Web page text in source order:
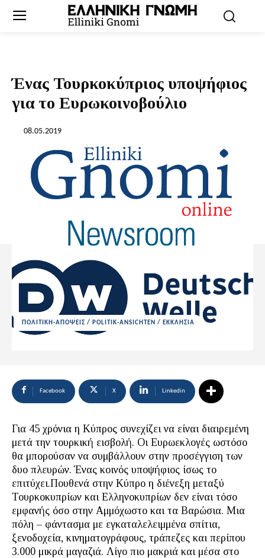
Ένας Τουρκοκύπριος υποψήφιος
για το Ευρωκοινοβούλιο
08.05.2019
ΠΟΛΙΤΙΚΗ-ΑΠΟΨΕΙΣ / POLITIK-ANSICHTEN / ΕΚΚΛΗΣΙΑ
Facebook X Linkedin
Για 45 χρόνια η Κύπρος συνεχίζει να είναι διαιρεμένη
μετά την τουρκική εισβολή. Οι Ευρωεκλογές ωστόσο
θα μπορούσαν να συμβάλλουν στην προσέγγιση των
δυο πλευρών. Ένας κοινός υποψήφιος ίσως το
επιτύχει.Πουθενά στην Κύπρο η διένεξη μεταξύ
Τουρκοκυπρίων και Eλληνοκυπρίων δεν είναι τόσο
εμφανής όσο στην Αμμόχωστο και τα Βαρώσια. Μια
πόλη – φάντασμα με εγκαταλελειμμένα σπίτια,
ξενοδοχεία, κινηματογράφους, τράπεζες και περίπου
3.000 μικρά μαγαζιά. Λίγο πιο μακριά και μέσα στο